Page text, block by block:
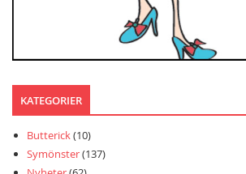
KATEGORIER
Butterick(10)
Symönster(137)